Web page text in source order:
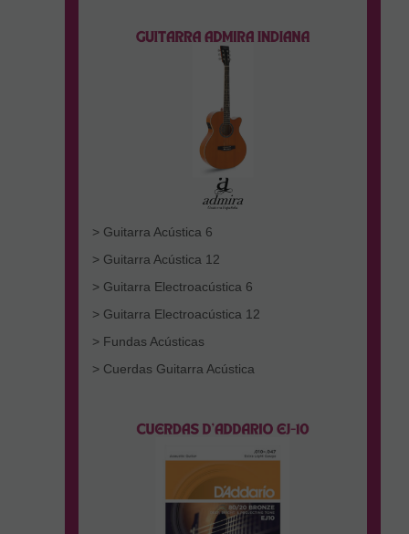
> Guitarra Acústica 6
> Guitarra Acústica 12
> Guitarra Electroacústica 6
> Guitarra Electroacústica 12
> Fundas Acústicas
> Cuerdas Guitarra Acústica